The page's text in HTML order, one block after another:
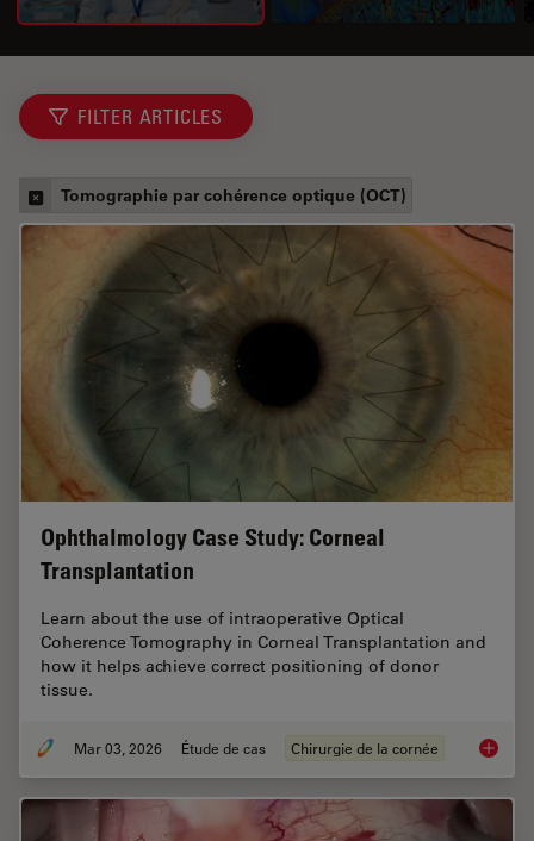
FILTER ARTICLES
Tomographie par cohérence optique (OCT)
Ophthalmology Case Study: Corneal
Transplantation
Learn about the use of intraoperative Optical
Coherence Tomography in Corneal Transplantation and
how it helps achieve correct positioning of donor
tissue.
Mar 03, 2026 Étude de cas Chirurgie de la cornée